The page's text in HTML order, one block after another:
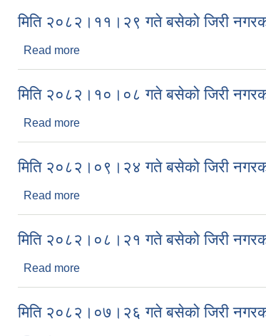
मिति २०८२।११।२९ गते बसेको जिरी
Read more
मिति २०८२।१०।०८ गते बसेको जिरी
Read more
मिति २०८२।०९।२४ गते बसेको जिरी
Read more
मिति २०८२।०८।२१ गते बसेको जिरी
Read more
मिति २०८२।०७।२६ गते बसेको जिरी